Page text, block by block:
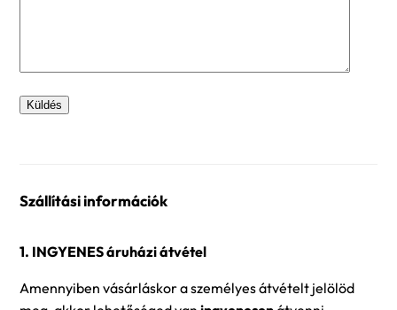
Szállítási információk
1. INGYENES áruházi átvétel
Amennyiben vásárláskor a személyes átvételt jelölöd